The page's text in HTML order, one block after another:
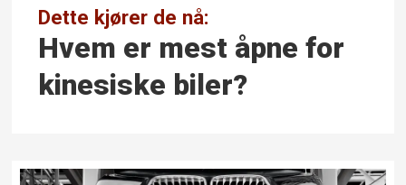
Dette kjører de nå:
Hvem er mest åpne for
kinesiske biler?